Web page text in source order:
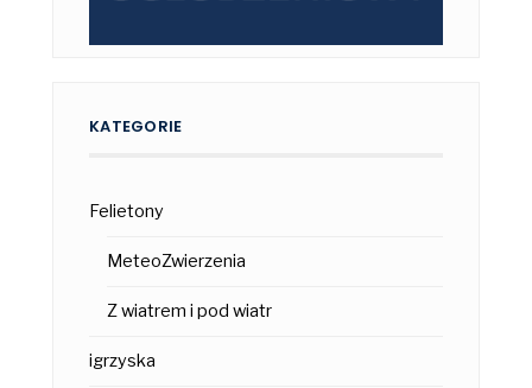
KATEGORIE
Felietony
MeteoZwierzenia
Z wiatrem i pod wiatr
igrzyska